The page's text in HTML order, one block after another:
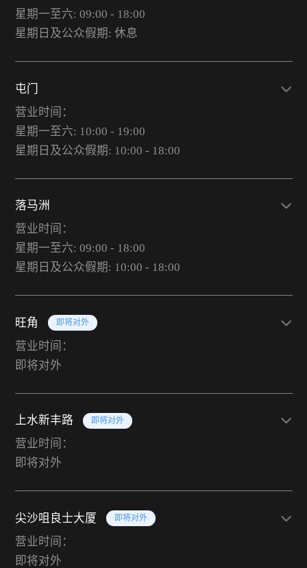
星期一至六: 09:00 - 18:00
星期日及公众假期: 休息
屯门
营业时间：
星期一至六: 10:00 - 19:00
星期日及公众假期: 10:00 - 18:00
落马洲
营业时间：
星期一至六: 09:00 - 18:00
星期日及公众假期: 10:00 - 18:00
旺角 即将对外
营业时间：
即将对外
上水新丰路 即将对外
营业时间：
即将对外
尖沙咀良士大厦 即将对外
营业时间：
即将对外